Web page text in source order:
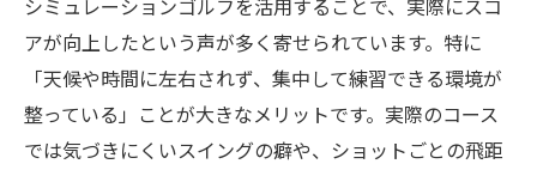
シミュレーションゴルフを活用することで、実際にスコ
アが向上したという声が多く寄せられています。特に
「天候や時間に左右されず、集中して練習できる環境が
整っている」ことが大きなメリットです。実際のコース
では気づきにくいスイングの癖や、ショットごとの飛距